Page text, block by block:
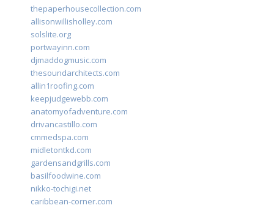
thepaperhousecollection.com
allisonwillisholley.com
solslite.org
portwayinn.com
djmaddogmusic.com
thesoundarchitects.com
allin1roofing.com
keepjudgewebb.com
anatomyofadventure.com
drivancastillo.com
cmmedspa.com
midletontkd.com
gardensandgrills.com
basilfoodwine.com
nikko-tochigi.net
caribbean-corner.com